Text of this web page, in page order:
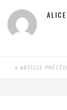
ALICE
ARTICLE